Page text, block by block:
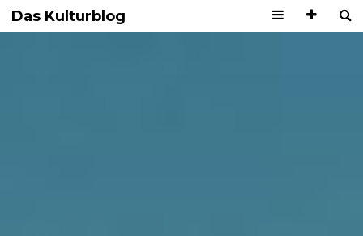
Das Kulturblog